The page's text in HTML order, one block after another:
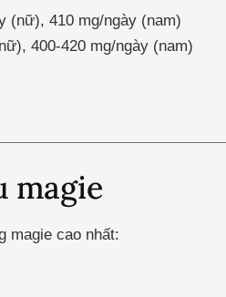
(nữ), 410 mg/ngày (nam)
400-420 mg/ngày (nam)
magie
magie cao nhất: